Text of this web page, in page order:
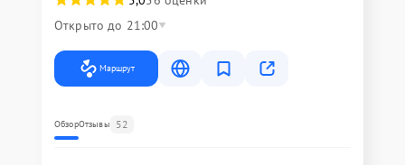
Открыто до 21:00
Маршрут
ОбзорОтзывы 52